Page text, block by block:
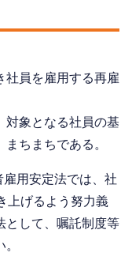
社員を雇用する再雇
対象となる社員の基
ちまちである。
用安定法では、社
上げるよう努力義
として、嘱託制度等